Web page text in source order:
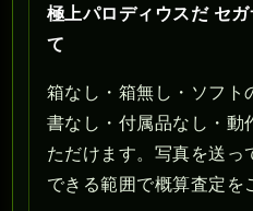
極上パロディウスだ セ
て
箱なし・箱無し・ソフト
書なし・付属品なし・動
ただけます。写真を送っ
できる範囲で概算査定を